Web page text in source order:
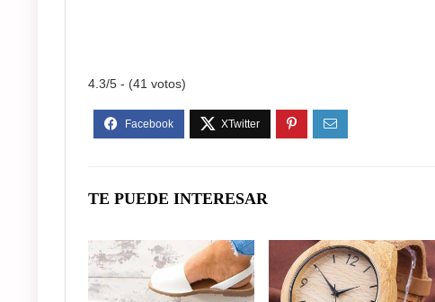
4.3/5 - (41 votos)
TE PUEDE INTERESAR